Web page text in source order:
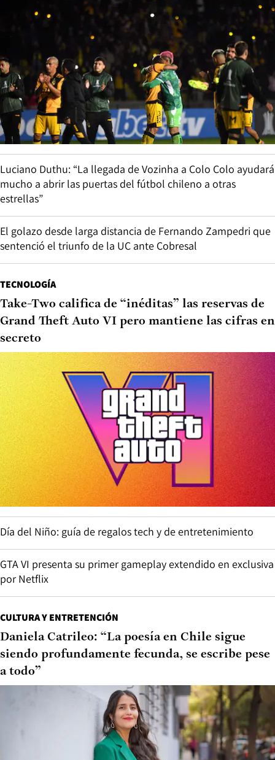
Luciano Duthu: “La llegada de Vozinha a Colo Colo ayudará
mucho a abrir las puertas del fútbol chileno a otras
estrellas”
El golazo desde larga distancia de Fernando Zampedri que
sentenció el triunfo de la UC ante Cobresal
TECNOLOGÍA
Take-Two califica de “inéditas” las reservas de
Grand Theft Auto VI pero mantiene las cifras en
secreto
Día del Niño: guía de regalos tech y de entretenimiento
GTA VI presenta su primer gameplay extendido en exclusiva
por Netflix
CULTURA Y ENTRETENCIÓN
Daniela Catrileo: “La poesía en Chile sigue
siendo profundamente fecunda, se escribe pese
a todo”